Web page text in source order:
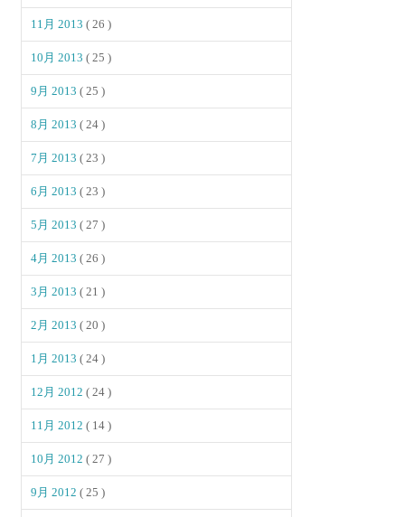
11月 2013( 26 )
10月 2013( 25 )
9月 2013( 25 )
8月 2013( 24 )
7月 2013( 23 )
6月 2013( 23 )
5月 2013( 27 )
4月 2013( 26 )
3月 2013( 21 )
2月 2013( 20 )
1月 2013( 24 )
12月 2012( 24 )
11月 2012( 14 )
10月 2012( 27 )
9月 2012( 25 )